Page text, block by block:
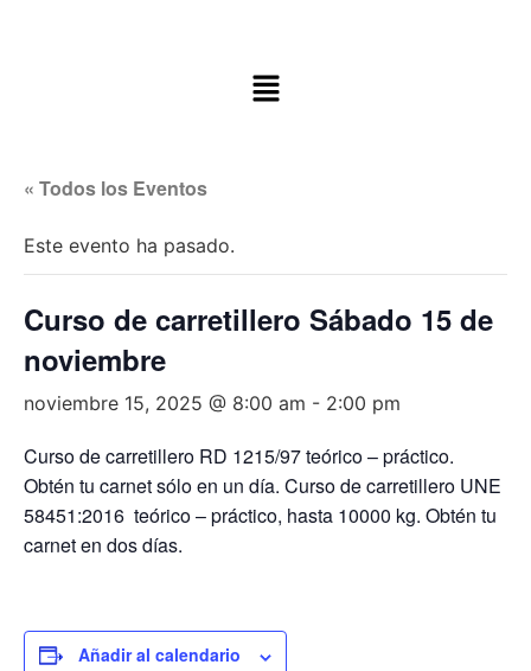
« Todos los Eventos
Este evento ha pasado.
Curso de carretillero Sábado 15 de
noviembre
noviembre 15, 2025 @ 8:00 am - 2:00 pm
Curso de carretillero RD 1215/97 teórico – práctico.
Obtén tu carnet sólo en un día. Curso de carretillero UNE
58451:2016 teórico – práctico, hasta 10000 kg. Obtén tu
carnet en dos días.
Añadir al calendario